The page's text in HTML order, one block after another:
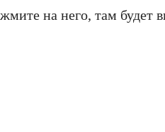
на него, там будет